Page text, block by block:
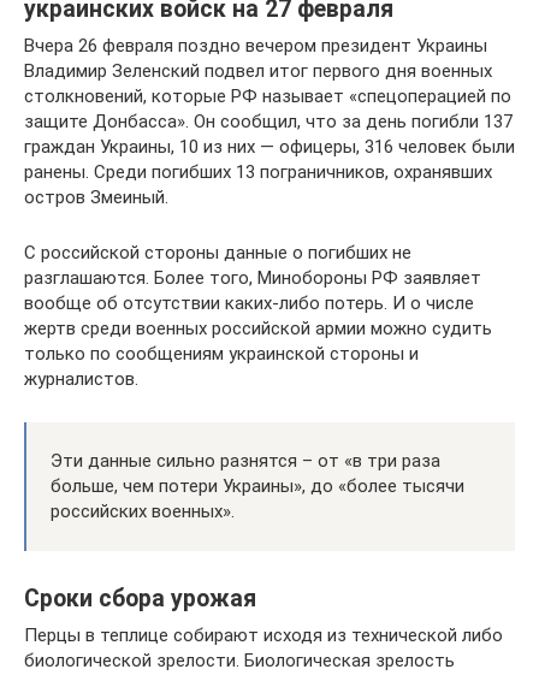
украинских войск на 27 февраля
Вчера 26 февраля поздно вечером президент Украины
Владимир Зеленский подвел итог первого дня военных
столкновений, которые РФ называет «спецоперацией по
защите Донбасса». Он сообщил, что за день погибли 137
граждан Украины, 10 из них — офицеры, 316 человек были
ранены. Среди погибших 13 пограничников, охранявших
остров Змеиный.
С российской стороны данные о погибших не
разглашаются. Более того, Минобороны РФ заявляет
вообще об отсутствии каких-либо потерь. И о числе
жертв среди военных российской армии можно судить
только по сообщениям украинской стороны и
журналистов.
Эти данные сильно разнятся – от «в три раза
больше, чем потери Украины», до «более тысячи
российских военных».
Сроки сбора урожая
Перцы в теплице собирают исходя из технической либо
биологической зрелости. Биологическая зрелость